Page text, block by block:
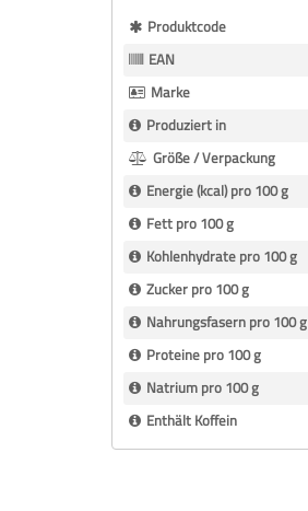
Mehr
Informationen
Produktcode
EAN
Marke
Produziert in
Größe / Verpackung
Energie (kcal) pro 100 g
Fett pro 100 g
Kohlenhydrate pro 100 g
Zucker pro 100 g
Nahrungsfasern pro 100 g
Proteine pro 100 g
Natrium pro 100 g
Enthält Koffein